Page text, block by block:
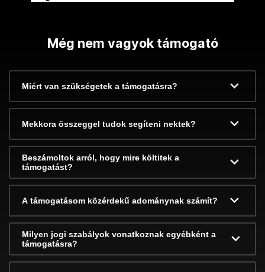
Még nem vagyok támogató
Miért van szükségetek a támogatásra?
Mekkora összeggel tudok segíteni nektek?
Beszámoltok arról, hogy mire költitek a
támogatást?
A támogatásom közérdekű adománynak számít?
Milyen jogi szabályok vonatkoznak egyébként a
támogatásra?